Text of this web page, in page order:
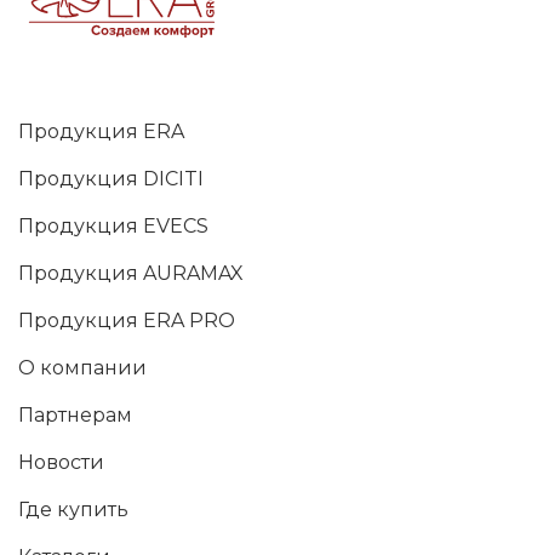
Продукция ERA
Продукция DICITI
Продукция EVECS
Продукция AURAMAX
Продукция ERA PRO
О компании
Партнерам
Новости
Где купить